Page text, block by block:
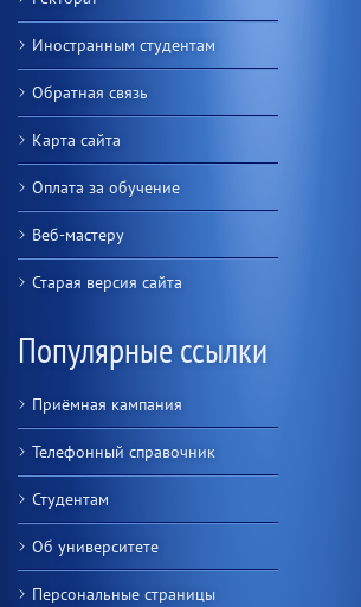
Иностранным студентам
Обратная связь
Карта сайта
Оплата за обучение
Веб-мастеру
Старая версия сайта
Популярные ссылки
Приёмная кампания
Телефонный справочник
Студентам
Об университете
Персональные страницы